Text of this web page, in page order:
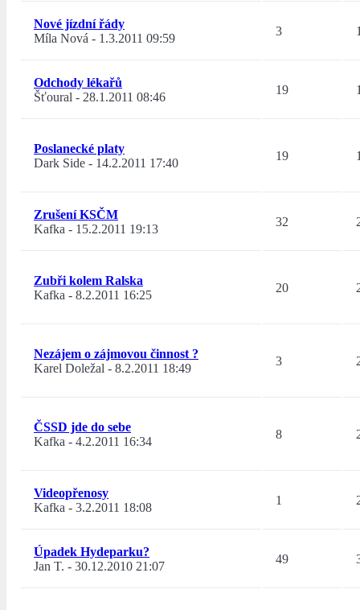
Nové jízdní řády
Míla Nová - 1.3.2011 09:59
3
Odchody lékařů
Šťoural - 28.1.2011 08:46
19
Poslanecké platy
Dark Side - 14.2.2011 17:40
19
Zrušení KSČM
Kafka - 15.2.2011 19:13
32
Zubři kolem Ralska
Kafka - 8.2.2011 16:25
20
Nezájem o zájmovou činnost ?
Karel Doležal - 8.2.2011 18:49
3
ČSSD jde do sebe
Kafka - 4.2.2011 16:34
8
Videopřenosy
Kafka - 3.2.2011 18:08
1
Úpadek Hydeparku?
Jan T. - 30.12.2010 21:07
49